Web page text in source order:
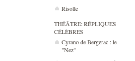
Risolle
THÉÂTRE: RÉPLIQUES
CÉLÈBRES
Cyrano de Bergerac : le
"Nez"